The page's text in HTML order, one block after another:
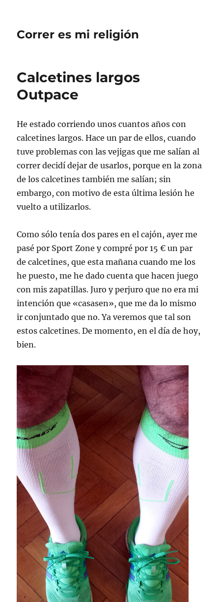
Correr es mi religión
Calcetines largos
Outpace
He estado corriendo unos cuantos años con
calcetines largos. Hace un par de ellos, cuando
tuve problemas con las vejigas que me salían al
correr decidí dejar de usarlos, porque en la zona
de los calcetines también me salían; sin
embargo, con motivo de esta última lesión he
vuelto a utilizarlos.
Como sólo tenía dos pares en el cajón, ayer me
pasé por Sport Zone y compré por 15 € un par
de calcetines, que esta mañana cuando me los
he puesto, me he dado cuenta que hacen juego
con mis zapatillas. Juro y perjuro que no era mi
intención que «casasen», que me da lo mismo
ir conjuntado que no. Ya veremos que tal son
estos calcetines. De momento, en el día de hoy,
bien.